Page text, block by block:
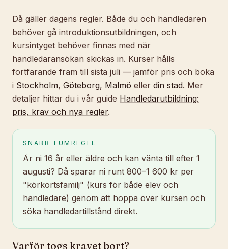
Då gäller dagens regler. Både du och handledaren
behöver gå introduktionsutbildningen, och
kursintyget behöver finnas med när
handledaransökan skickas in. Kurser hålls
fortfarande fram till sista juli — jämför pris och boka
i Stockholm, Göteborg, Malmö eller din stad. Mer
detaljer hittar du i vår guide Handledarutbildning:
pris, krav och nya regler.
SNABB TUMREGEL
Är ni 16 år eller äldre och kan vänta till efter 1
augusti? Då sparar ni runt 800–1 600 kr per
"körkortsfamilj" (kurs för både elev och
handledare) genom att hoppa över kursen och
söka handledartillstånd direkt.
Varför togs kravet bort?